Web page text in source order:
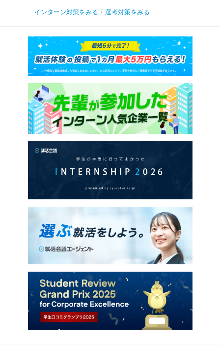
インターン対策をみる / 選考対策をみる